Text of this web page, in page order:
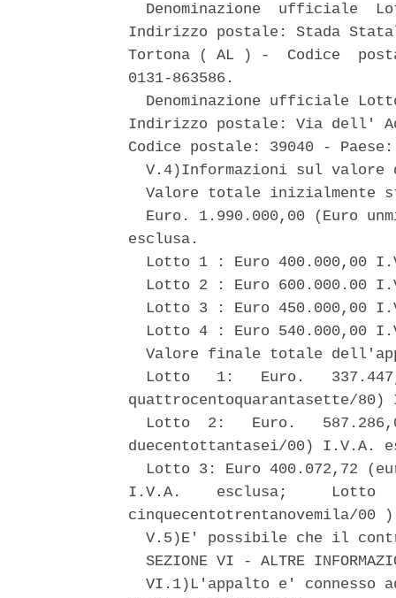
Denominazione  ufficiale
Indirizzo postale: Stada
Tortona ( AL ) -  Codice
0131-863586.
Denominazione ufficiale
Indirizzo postale: Via dell'
Codice postale: 39040 -
V.4)Informazioni sul
Valore totale inizialmente
Euro. 1.990.000,00 (Euro
esclusa.
Lotto 1 : Euro 400.000,00
Lotto 2 : Euro 600.000.00
Lotto 3 : Euro 450.000,00
Lotto 4 : Euro 540.000,00
Valore finale totale
Lotto   1:   Euro.
quattrocentoquarantasette/
Lotto  2:   Euro.
duecentottantasei/00) I.V.A.
Lotto 3: Euro 400.072,72
I.V.A.    esclusa;     Lotto
cinquecentotrentanovemila/
V.5)E' possibile che il
SEZIONE VI - ALTRE
VI.1)L'appalto e' connesso